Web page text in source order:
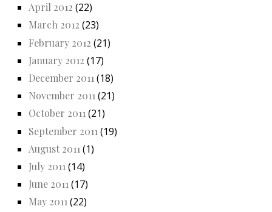
April 2012 (22)
March 2012 (23)
February 2012 (21)
January 2012 (17)
December 2011 (18)
November 2011 (21)
October 2011(21)
September 2011 (19)
August 2011 (1)
July 2011 (14)
June 2011 (17)
May 2011(22)